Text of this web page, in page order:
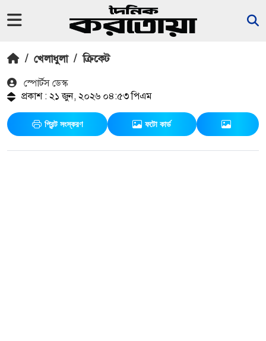
/ খেলাধুলা / ক্রিকেট
স্পোর্টস ডেস্ক
প্রকাশ : ২১ জুন, ২০২৬ ০৪:৫৩ পিএম
প্রিন্ট সংস্করণ ফটো কার্ড